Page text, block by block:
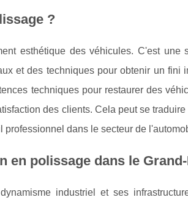
?
esthétique des véhicules. C'est une
et des techniques pour obtenir un fini
techniques pour restaurer des
des clients. Cela peut se
dans le secteur de
en polissage dans le
industriel et ses